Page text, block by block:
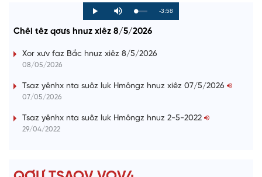
P
l
y
M
u
e
L
o
d
0
P
r
g
s
R
i
-3:58
Chêi têz qơưs hnuz xiêz 8/5/2026
Xor xưv faz Bắc hnuz xiêz 8/5/2026
08/05/2026
Tsaz yênhx nta suôz luk Hmôngz hnuz xiêz 07/5/2026
07/05/2026
Tsaz yênhx nta suôz luk Hmôngz hnuz 2-5-2022
29/04/2022